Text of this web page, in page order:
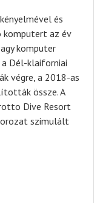
és
komputert az év
komputer
Dél-klaiforniai
végre, a 2018-as
össze. A
Dive Resort
szimulált